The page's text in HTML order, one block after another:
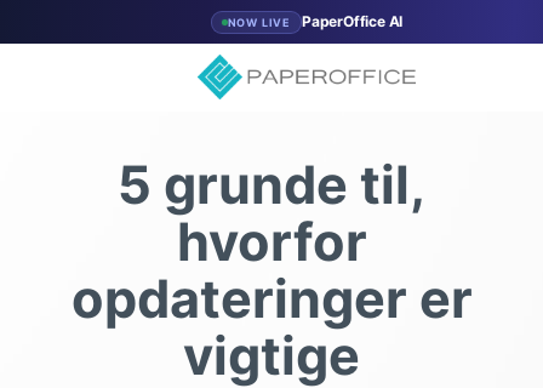
NOW LIVE PaperOffice AI
5 grunde til,
hvorfor
opdateringer er
vigtige